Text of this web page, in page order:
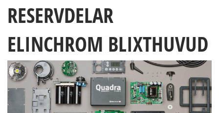
RESERVDELAR
ELINCHROM BLIXTHUVUD